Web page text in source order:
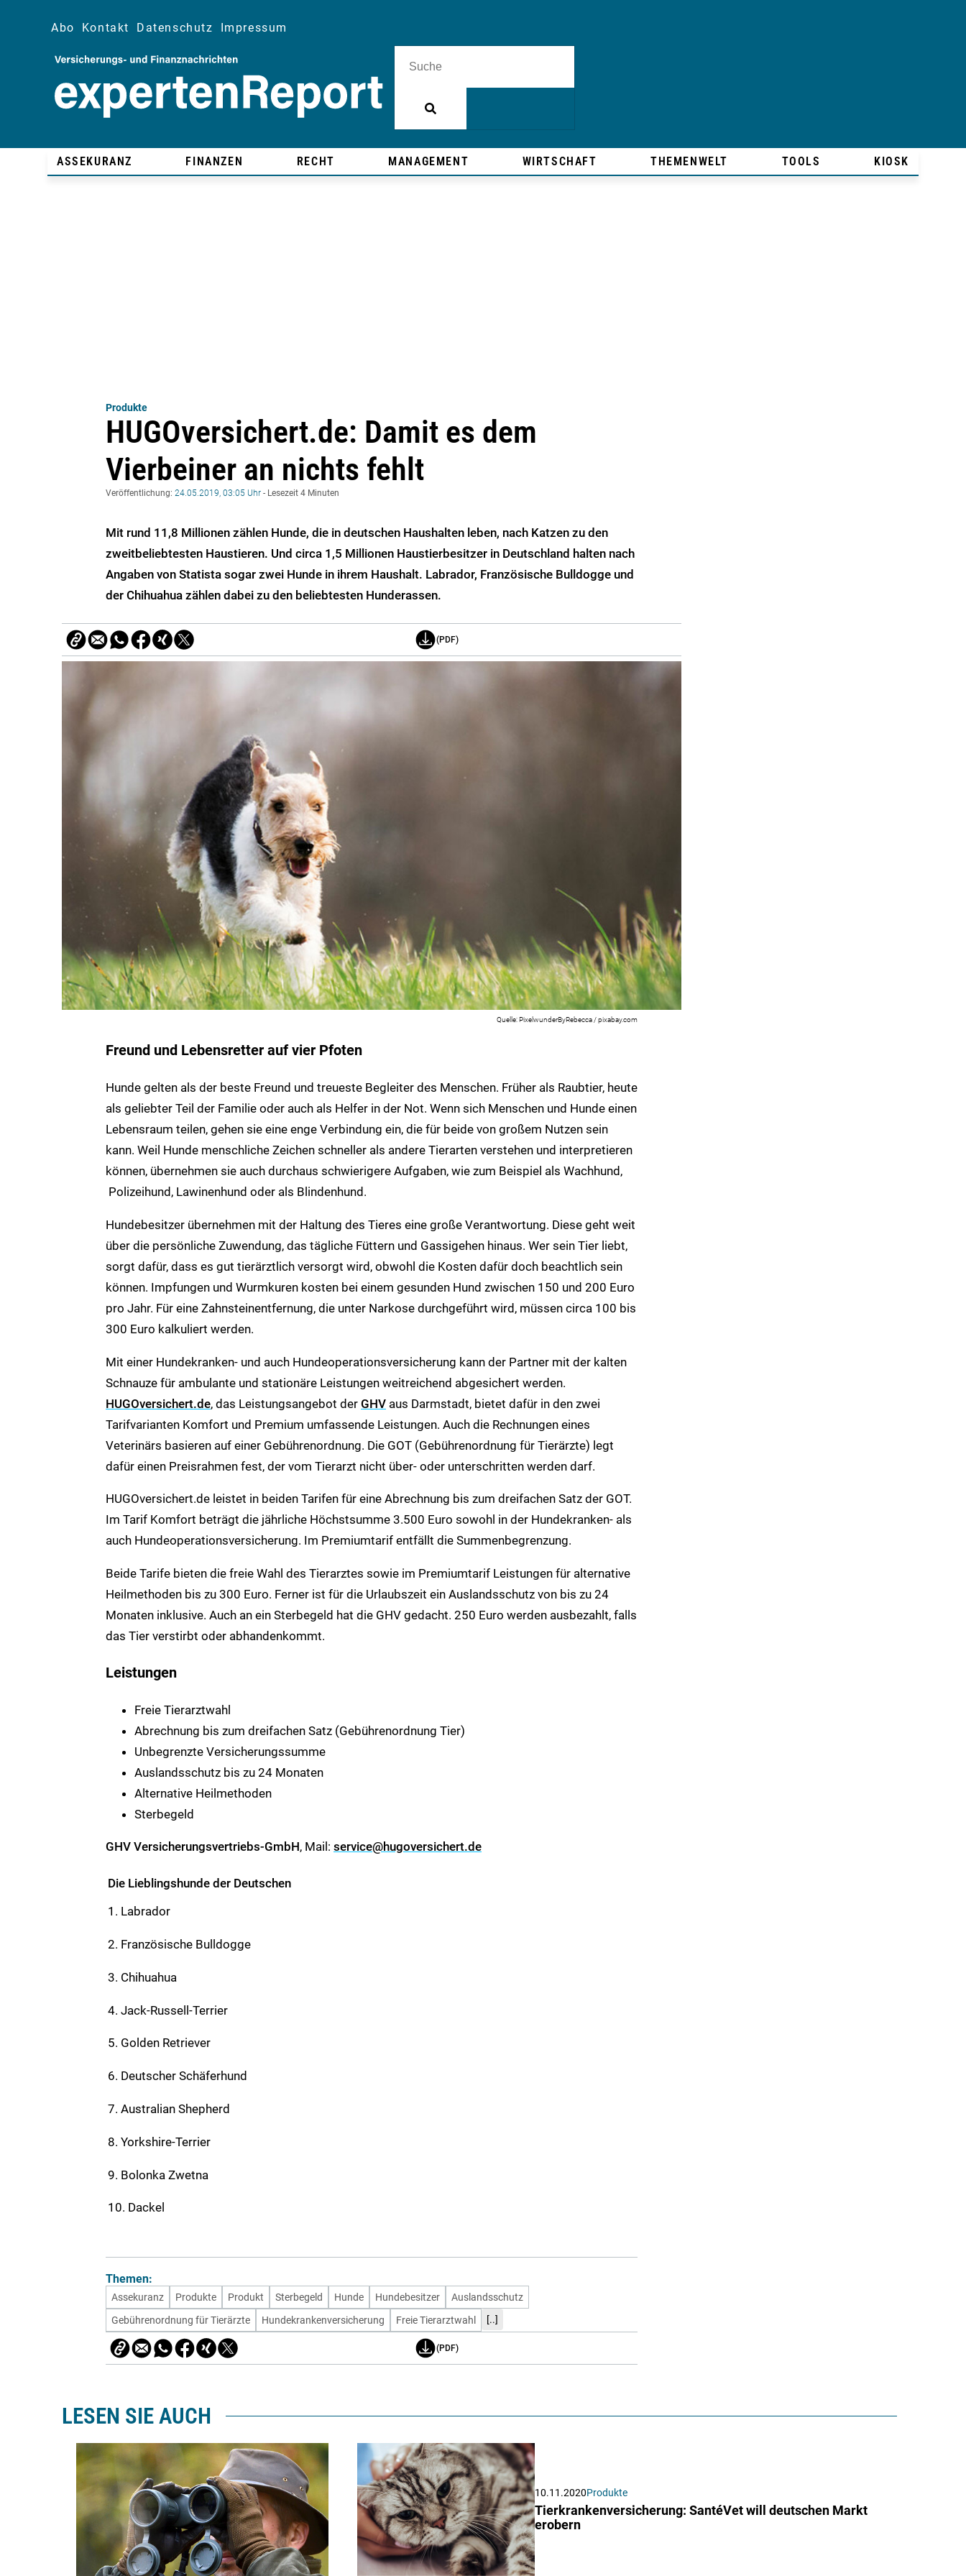
Abo Kontakt Datenschutz Impressum
ASSEKURANZ FINANZEN RECHT MANAGEMENT WIRTSCHAFT THEMENWELT TOOLS KIOSK
Produkte
HUGOversichert.de: Damit es dem
Vierbeiner an nichts fehlt
Veröffentlichung: 24.05.2019, 03:05 Uhr - Lesezeit 4 Minuten
Mit rund 11,8 Millionen zählen Hunde, die in deutschen Haushalten leben, nach Katzen zu den
zweitbeliebtesten Haustieren. Und circa 1,5 Millionen Haustierbesitzer in Deutschland halten nach
Angaben von Statista sogar zwei Hunde in ihrem Haushalt. Labrador, Französische Bulldogge und
der Chihuahua zählen dabei zu den beliebtesten Hunderassen.
(PDF)
PixelwunderByRebecca / pixabay.com
Freund und Lebensretter auf vier Pfoten
Hunde gelten als der beste Freund und treueste Begleiter des Menschen. Früher als Raubtier, heute
als geliebter Teil der Familie oder auch als Helfer in der Not. Wenn sich Menschen und Hunde einen
Lebensraum teilen, gehen sie eine enge Verbindung ein, die für beide von großem Nutzen sein
kann. Weil Hunde menschliche Zeichen schneller als andere Tierarten verstehen und interpretieren
können, übernehmen sie auch durchaus schwierigere Aufgaben, wie zum Beispiel als Wachhund,
Polizeihund, Lawinenhund oder als Blindenhund.
Hundebesitzer übernehmen mit der Haltung des Tieres eine große Verantwortung. Diese geht weit
über die persönliche Zuwendung, das tägliche Füttern und Gassigehen hinaus. Wer sein Tier liebt,
sorgt dafür, dass es gut tierärztlich versorgt wird, obwohl die Kosten dafür doch beachtlich sein
können. Impfungen und Wurmkuren kosten bei einem gesunden Hund zwischen 150 und 200 Euro
pro Jahr. Für eine Zahnsteinentfernung, die unter Narkose durchgeführt wird, müssen circa 100 bis
300 Euro kalkuliert werden.
Mit einer Hundekranken- und auch Hundeoperationsversicherung kann der Partner mit der kalten
Schnauze für ambulante und stationäre Leistungen weitreichend abgesichert werden.
HUGOversichert.de, das Leistungsangebot der GHV aus Darmstadt, bietet dafür in den zwei
Tarifvarianten Komfort und Premium umfassende Leistungen. Auch die Rechnungen eines
Veterinärs basieren auf einer Gebührenordnung. Die GOT (Gebührenordnung für Tierärzte) legt
dafür einen Preisrahmen fest, der vom Tierarzt nicht über- oder unterschritten werden darf.
HUGOversichert.de leistet in beiden Tarifen für eine Abrechnung bis zum dreifachen Satz der GOT.
Im Tarif Komfort beträgt die jährliche Höchstsumme 3.500 Euro sowohl in der Hundekranken- als
auch Hundeoperationsversicherung. Im Premiumtarif entfällt die Summenbegrenzung.
Beide Tarife bieten die freie Wahl des Tierarztes sowie im Premiumtarif Leistungen für alternative
Heilmethoden bis zu 300 Euro. Ferner ist für die Urlaubszeit ein Auslandsschutz von bis zu 24
Monaten inklusive. Auch an ein Sterbegeld hat die GHV gedacht. 250 Euro werden ausbezahlt, falls
das Tier verstirbt oder abhandenkommt.
Leistungen
Freie Tierarztwahl
Abrechnung bis zum dreifachen Satz (Gebührenordnung Tier)
Unbegrenzte Versicherungssumme
Auslandsschutz bis zu 24 Monaten
Alternative Heilmethoden
Sterbegeld
GHV Versicherungsvertriebs-GmbH, Mail: service@hugoversichert.de
Die Lieblingshunde der Deutschen
1. Labrador
2. Französische Bulldogge
3. Chihuahua
4. Jack-Russell-Terrier
5. Golden Retriever
6. Deutscher Schäferhund
7. Australian Shepherd
8. Yorkshire-Terrier
9. Bolonka Zwetna
10. Dackel
Themen:
Assekuranz Produkte Produkt Sterbegeld Hunde Hundebesitzer
Auslandsschutz
Gebührenordnung für Tierärzte
Hundekrankenversicherung Freie Tierarztwahl [..]
(PDF)
LESEN SIE AUCH
10.11.2020Produkte
Tierkrankenversicherung: SantéVet will deutschen Markt
erobern